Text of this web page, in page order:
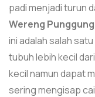
padi menjadi turun
Wereng
ini adalah salah
tubuh lebih kecil
kecil namun dapat
sering mengisap